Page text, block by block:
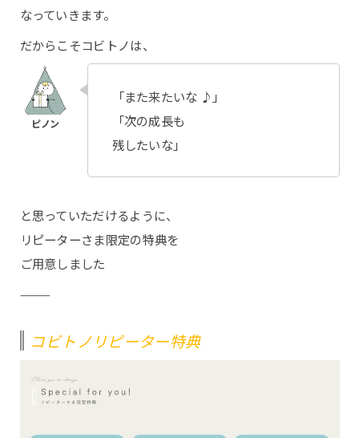
なっていきます。
だからこそコビトノは、
「また来たいな ♪」
「次の成長も
残したいな」
と思っていただけるように、
リピーターさま限定の特典を
ご用意しました
⸻
コビトノリピーター特典